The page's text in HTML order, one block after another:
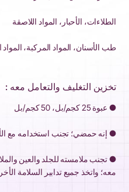
الطلاءات، الأحبار، المواد اللاصقة
طب الأسنان، المواد المركبة، المواد
تخزين التغليف والتعامل معه :
● عبوة 25 كجم/بل، 50 كجم/بل
● إنه حمضي؛ تجنب استخدامه مع
● تجنب ملامسته للجلد والعين
معه؛ واتخذ جميع تدابير السلامة